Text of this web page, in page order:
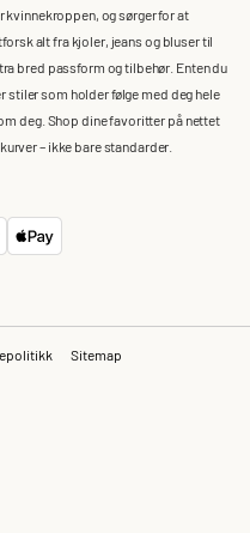
kvinnekroppen, og sørger for at
alt fra kjoler, jeans og bluser til
bred passform og tilbehør. Enten du
stiler som holder følge med deg hele
deg. Shop dine favoritter på nettet
– ikke bare standarder.
Sitemap